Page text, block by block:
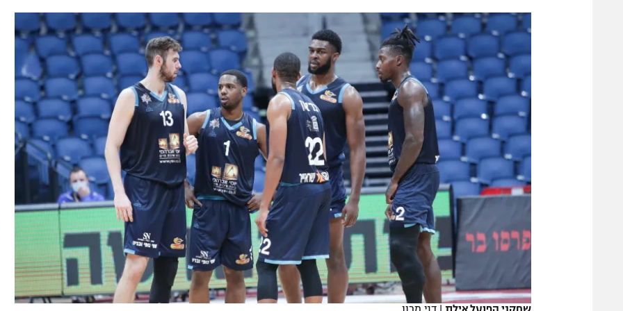
תקנון משתתפים וזוכים בפרסים
תקנון עבור פעילות אלקטרה
תקנון עבור פעילות ספורט 1 – "מרלן"
גיימינג E-Sports
תנאי שימוש
מדיניות פרטיות
תקנון פעילות ספורט 1
רשיון להקרנה פומבית לבית עסק
הצטרפות לחבילת הערוצים
תגיות
הפועל תל אביב
הפועל חיפה
הפועל באר שבע
מכבי נתניה
בני יהודה
ליגה סינית
ליגה ברזילאית
ליגות נוספות
שחקני הפועל אילת | דני מרון